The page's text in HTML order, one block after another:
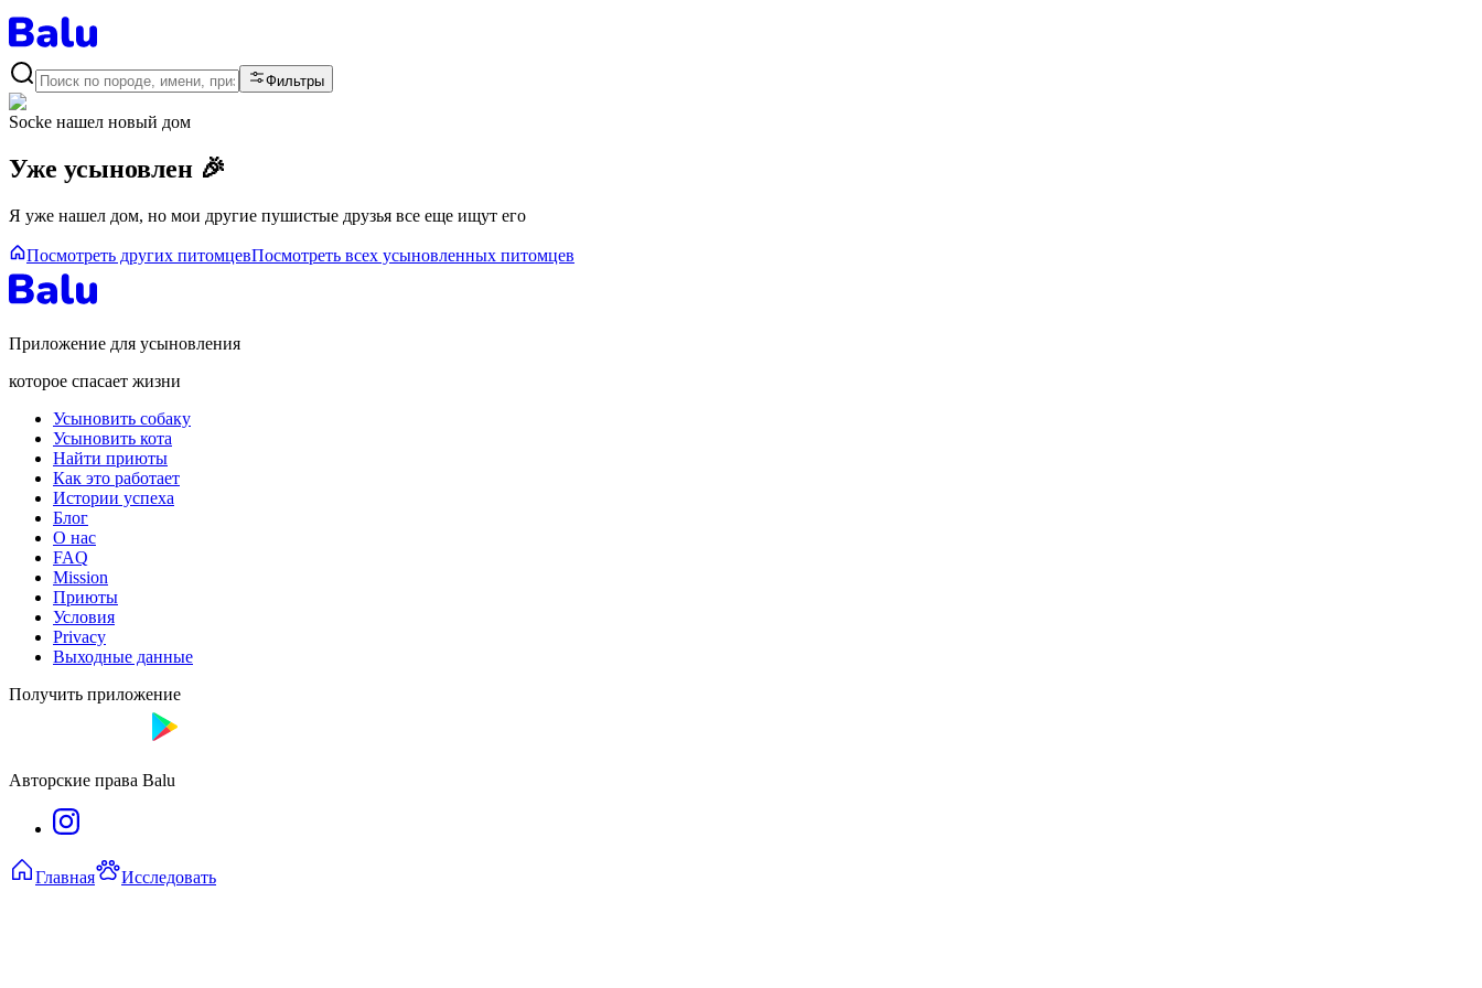
Фильтры
Socke нашел новый дом
Уже усыновлен 🎉
Я уже нашел дом, но мои другие пушистые друзья все еще ищут его
Посмотреть других питомцевПосмотреть всех усыновленных питомцев
Приложение для усыновления
которое спасает жизни
Усыновить собаку
Усыновить кота
Найти приюты
Как это работает
Истории успеха
Блог
О нас
FAQ
Mission
Приюты
Условия
Privacy
Выходные данные
Получить приложение
Авторские права Balu
Главная Исследовать